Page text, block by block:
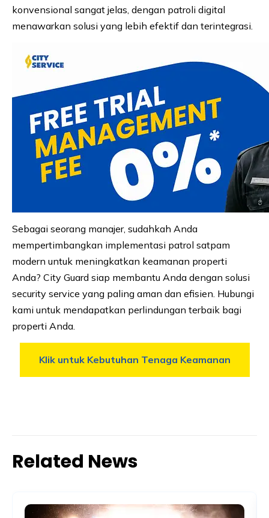
konvensional sangat jelas, dengan patroli digital
menawarkan solusi yang lebih efektif dan terintegrasi.
Sebagai seorang manajer, sudahkah Anda
mempertimbangkan implementasi patrol satpam
modern untuk meningkatkan keamanan properti
Anda? City Guard siap membantu Anda dengan solusi
security service yang paling aman dan efisien. Hubungi
kami untuk mendapatkan perlindungan terbaik bagi
properti Anda.
Klik untuk Kebutuhan Tenaga Keamanan
Related News